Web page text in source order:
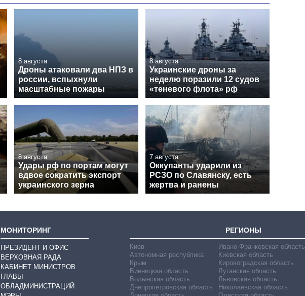
8 августа
Дроны атаковали два НПЗ в
россии, вспыхнули
масштабные пожары
8 августа
Украинские дроны за
неделю поразили 12 судов
«теневого флота» рф
8 августа
Удары рф по портам могут
вдвое сократить экспорт
украинского зерна
7 августа
Оккупанты ударили из
РСЗО по Славянску, есть
жертва и ранены
МОНИТОРИНГ
ПРЕЗИДЕНТ И ОФИС
ВЕРХОВНАЯ РАДА
КАБИНЕТ МИНИСТРОВ
ГЛАВЫ
ОБЛАДМИНИСТРАЦИЙ
РЕГИОНЫ
Киев
Автономная республика
Крым
Винницкая область
Волынская область
Днепропетровская область
Ивано-Франковская область
Киевская область
Кировоградская область
Луганская область
Львовская область
Николаевская область